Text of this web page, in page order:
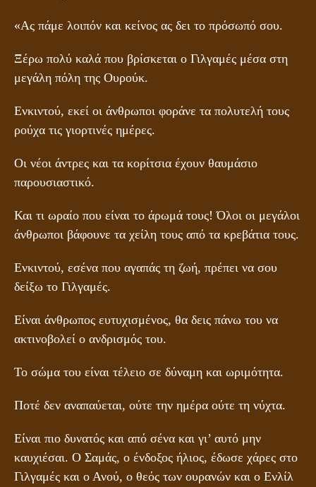
«Ας πάμε λοιπόν και κείνος ας δει το πρόσωπό σου.
Ξέρω πολύ καλά που βρίσκεται ο Γιλγαμές μέσα στη
μεγάλη πόλη της Ουρούκ.
Ενκιντού, εκεί οι άνθρωποι φοράνε τα πολυτελή τους
ρούχα τις γιορτινές ημέρες.
Οι νέοι άντρες και τα κορίτσια έχουν θαυμάσιο
παρουσιαστικό.
Και τι ωραίο που είναι το άρωμά τους! Όλοι οι μεγάλοι
άνθρωποι βάφουνε τα χείλη τους από τα κρεβάτια τους.
Ενκιντού, εσένα που αγαπάς τη ζωή, πρέπει να σου
δείξω το Γιλγαμές.
Είναι άνθρωπος ευτυχισμένος, θα δεις πάνω του να
ακτινοβολεί ο ανδρισμός του.
Το σώμα του είναι τέλειο σε δύναμη και ωριμότητα.
Ποτέ δεν αναπαύεται, ούτε την ημέρα ούτε τη νύχτα.
Είναι πιο δυνατός και από σένα και γι’ αυτό μην
καυχιέσαι. Ο Σαμάς, ο ένδοξος ήλιος, έδωσε χάρες στο
Γιλγαμές και ο Ανού, ο θεός των ουρανών και ο Ενλίλ